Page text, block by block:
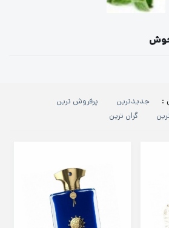
پرفروش ترین
ترین